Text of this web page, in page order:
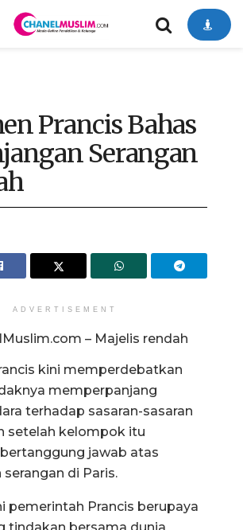
Prancis Bahas
Serangan
ADVERTISEMENT
– Majelis rendah
kini memperdebatkan
memperpanjang
terhadap sasaran-sasaran
setelah kelompok itu
jawab atas
serangan di Paris.
pemerintah Prancis berupaya